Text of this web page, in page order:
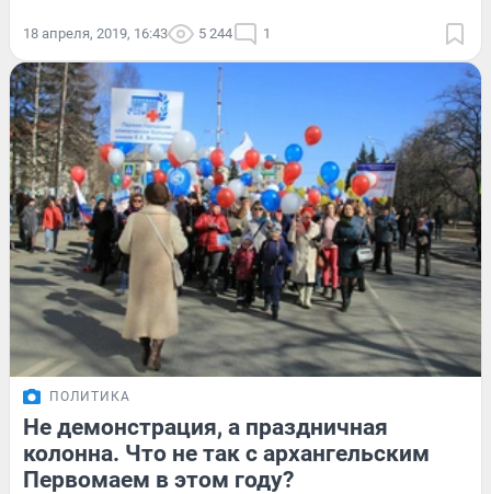
18 апреля, 2019, 16:43 5 244 1
ПОЛИТИКА
Не демонстрация, а праздничная
колонна. Что не так с архангельским
Первомаем в этом году?